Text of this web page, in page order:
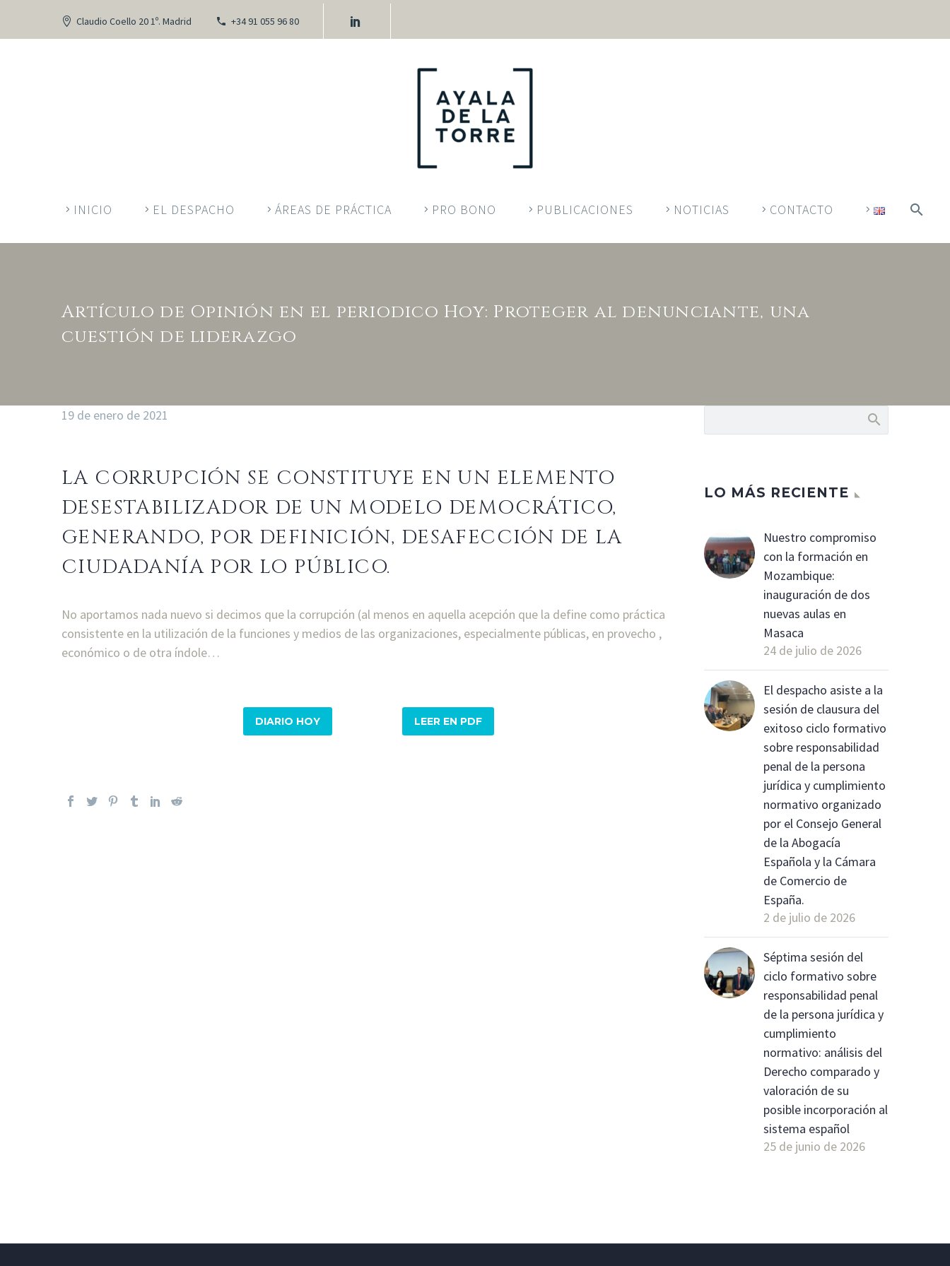
Claudio Coello 20 1º. Madrid +34 91 055 96 80
INICIO EL DESPACHO ÁREAS DE PRÁCTICA PRO BONO PUBLICACIONES NOTICIAS CONTACTO
Artículo de Opinión en el periodico Hoy: Proteger al denunciante, una
cuestión de liderazgo
19 de enero de 2021
LA CORRUPCIÓN SE CONSTITUYE EN UN ELEMENTO
DESESTABILIZADOR DE UN MODELO DEMOCRÁTICO,
GENERANDO, POR DEFINICIÓN, DESAFECCIÓN DE LA
CIUDADANÍA POR LO PÚBLICO.
No aportamos nada nuevo si decimos que la corrupción (al menos en aquella acepción que la define como práctica
consistente en la utilización de la funciones y medios de las organizaciones, especialmente públicas, en provecho ,
económico o de otra índole…
DIARIO HOY LEER EN PDF
LO MÁS RECIENTE
Nuestro compromiso
con la formación en
Mozambique:
inauguración de dos
nuevas aulas en
Masaca
24 de julio de 2026
El despacho asiste a la
sesión de clausura del
exitoso ciclo formativo
sobre responsabilidad
penal de la persona
jurídica y cumplimiento
normativo organizado
por el Consejo General
de la Abogacía
Española y la Cámara
de Comercio de
España.
2 de julio de 2026
Séptima sesión del
ciclo formativo sobre
responsabilidad penal
de la persona jurídica y
cumplimiento
normativo: análisis del
Derecho comparado y
valoración de su
posible incorporación al
sistema español
25 de junio de 2026